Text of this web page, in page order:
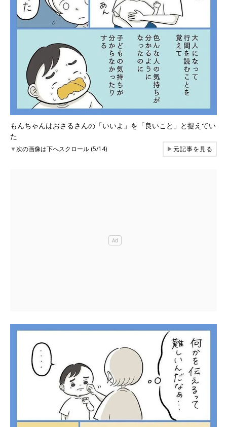
もんちゃんはおさるさんの「いいよ」を「良いこと」と捉えてい
た
▼次の画像は下へスクロール (5/14) ▶元記事を見る